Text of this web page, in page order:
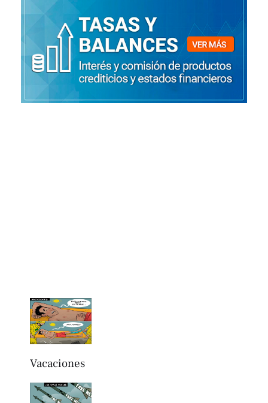
Vacaciones